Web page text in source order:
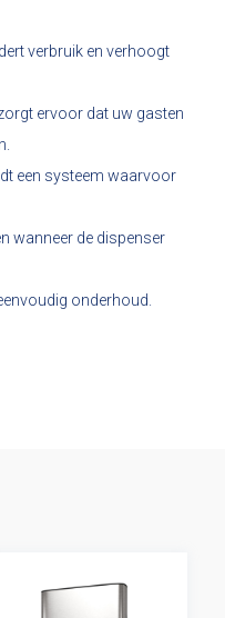
verbruik en verhoogt
ervoor dat uw gasten
een systeem waarvoor
wanneer de dispenser
onderhoud.